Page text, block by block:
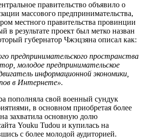
правительство объявило о
массового предпринимательства,
местного правительства провинции
в результате проект был метко назван
губернатор Чжэцзяна описал как:
предпринимательского пространства
молодое предпринимательское
информационной экономики,
в Интернете».
пополняла свой военный сундук
в основном приобретая более
захватила основную долю
Youku Tudou и купилась на
с более молодой аудиторией.